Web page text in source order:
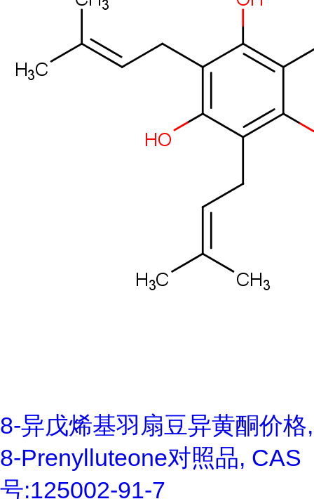
8-异戊烯基羽扇豆异黄酮价格,
8-Prenylluteone对照品, CAS
号:125002-91-7